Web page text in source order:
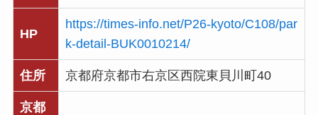
HP
https://times-info.net/P26-kyoto/C108/par
k-detail-BUK0010214/
住所 京都府京都市右京区西院東貝川町40
京都